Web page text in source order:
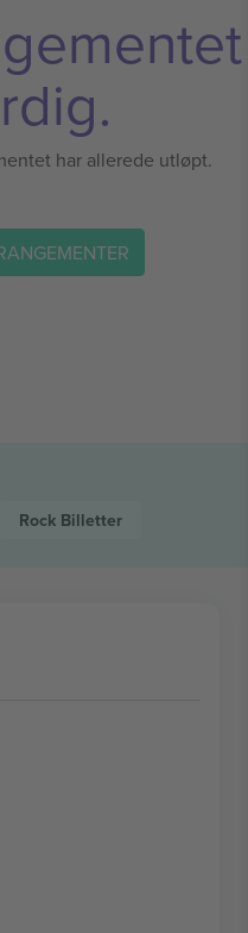
har allerede utløpt.
Rock Billetter